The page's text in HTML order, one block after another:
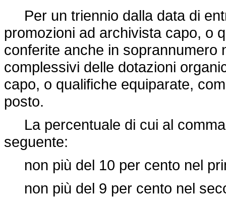
Per un triennio dalla data di
promozioni ad archivista capo, o
conferite anche in soprannumero
complessivi delle dotazioni
capo, o qualifiche equiparate,
posto.
La percentuale di cui al
seguente:
non più del 10 per cento nel
non più del 9 per cento nel